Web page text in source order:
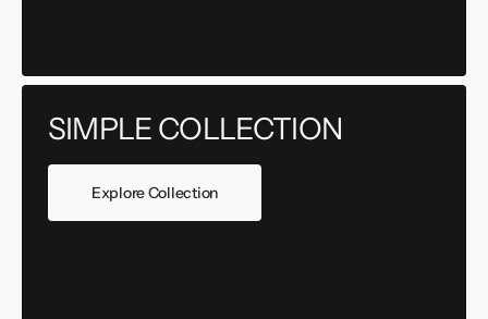
SIMPLE COLLECTION
Explore Collection